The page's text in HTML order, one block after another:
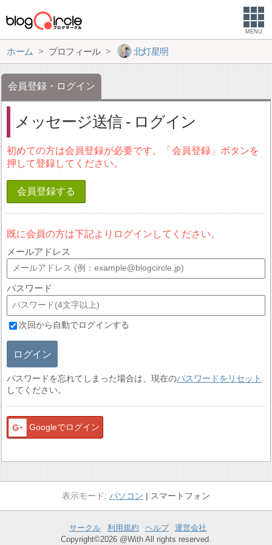
MENU
ホーム プロフィール 北灯星明
会員登録・ログイン
メッセージ送信 - ログイン
初めての方は会員登録が必要です。「会員登録」ボタンを
押して登録してください。
会員登録する
既に会員の方は下記よりログインしてください。
メールアドレス
パスワード
次回から自動でログインする
ログイン
パスワードを忘れてしまった場合は、現在のパスワードをリセット
してください。
Googleでログイン
パソコン スマートフォン
サークル 利用規約 ヘルプ
運営会社
Copyright©2026 @With All rights reserved.